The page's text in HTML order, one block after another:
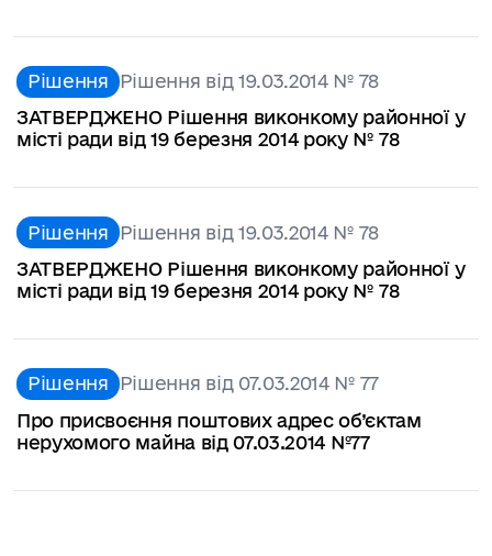
Рішення Рішення від 19.03.2014 № 78
ЗАТВЕРДЖЕНО Рішення виконкому районної у
місті ради від 19 березня 2014 року № 78
Рішення Рішення від 19.03.2014 № 78
ЗАТВЕРДЖЕНО Рішення виконкому районної у
місті ради від 19 березня 2014 року № 78
Рішення Рішення від 07.03.2014 № 77
Про присвоєння поштових адрес об’єктам
нерухомого майна від 07.03.2014 №77